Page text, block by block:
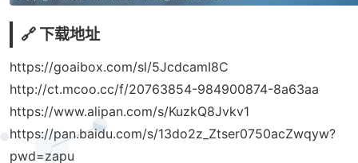
🔗 下载地址
https://goaibox.com/sl/5JcdcamI8C
http://ct.mcoo.cc/f/20763854-984900874-8a63aa
https://www.alipan.com/s/KuzkQ8Jvkv1
https://pan.baidu.com/s/13do2z_Ztser0750acZwqyw?
pwd=zapu